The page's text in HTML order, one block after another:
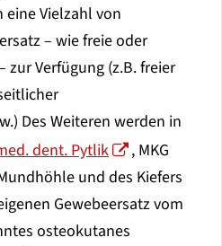
Vielzahl von
– wie freie oder
zur Verfügung (z.B. freier
Des Weiteren werden in
dent. Pytlik
, MKG
und des Kiefers
Gewebeersatz vom
osteokutanes